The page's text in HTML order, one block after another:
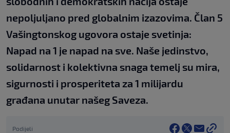
nepoljuljano pred globalnim izazovima. Član 5
Vašingtonskog ugovora ostaje svetinja:
Napad na 1 je napad na sve. Naše jedinstvo,
solidarnost i kolektivna snaga temelj su mira,
sigurnosti i prosperiteta za 1 milijardu
građana unutar našeg Saveza.
Podijeli